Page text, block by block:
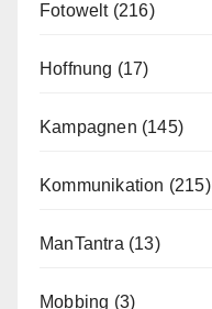
Fotowelt(216)
Hoffnung (17)
Kampagnen (145)
Kommunikation (215)
ManTantra (13)
Mobbing (3)